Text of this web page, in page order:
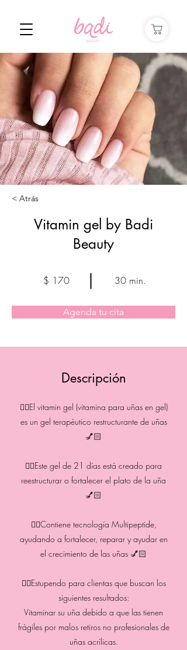
< Atrás
Vitamin gel by Badi
Beauty
$ 170 30 min.
Agenda tu cita
Descripción
👉🏻El vitamin gel (vitamina para uñas en gel)
es un gel terapéutico restructurante de uñas
💅🏻
👉🏻Este gel de 21 días está creado para
reestructurar o fortalecer el plato de la uña
💅🏻
👉🏻Contiene tecnología Multipeptide,
ayudando a fortalecer, reparar y ayudar en
el crecimiento de las uñas 💅🏻
👉🏻Estupendo para clientas que buscan los
siguientes resultados:
Vitaminar su uña debido a que las tienen
frágiles por malos retiros no profesionales de
uñas acrílicas.